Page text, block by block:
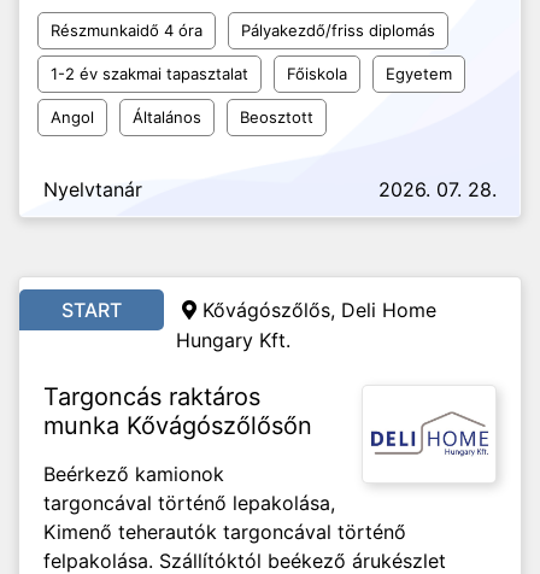
Részmunkaidő 4 óra Pályakezdő/friss diplomás
1-2 év szakmai tapasztalat Főiskola Egyetem
Angol Általános Beosztott
Nyelvtanár 2026. 07. 28.
START Kővágószőlős, Deli Home
Hungary Kft.
Targoncás raktáros
munka Kővágószőlősőn
Beérkező kamionok
targoncával történő lepakolása,
Kimenő teherautók targoncával történő
felpakolása. Szállítóktól beékező árukészlet